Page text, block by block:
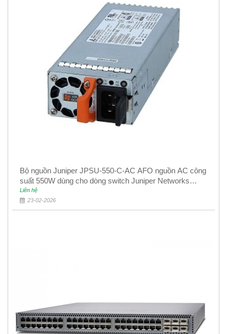
Bộ nguồn Juniper JPSU-550-C-AC AFO nguồn AC công
suất 550W dùng cho dòng switch Juniper Networks
EX4400
Liên hệ
23-02-2026